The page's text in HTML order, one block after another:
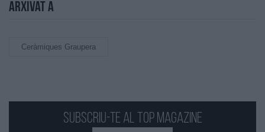
Subscriu-te al Top Magazine
Arxivat a
Ceràmiques Graupera